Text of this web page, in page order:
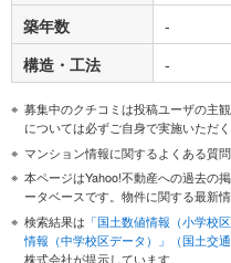
築年数
-
構造・工法
-
募集中のクチコミは投稿ユーザの主
については必ずご自身で実施いただ
マンション情報に関するよくある質
本ページはYahoo!不動産への過去の
ータベースです。物件に関する最新
検索結果は 「国土数値情報（小学校
情報（中学校区データ）」（国土交通
株式会社が提示しています。